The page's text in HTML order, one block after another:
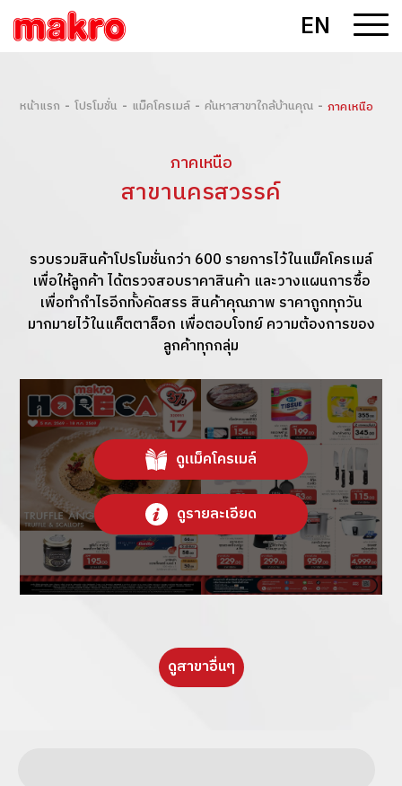
EN
หน้าแรก - โปรโมชั่น - แม็คโครเมล์ - ค้นหาสาขาใกล้บ้านคุณ - ภาคเหนือ
ภาคเหนือ
สาขานครสวรรค์
รวบรวมสินค้าโปรโมชั่นกว่า 600 รายการไว้ในแม็คโครเมล์
เพื่อให้ลูกค้า ได้ตรวจสอบราคาสินค้า และวางแผนการซื้อ
เพื่อทำกำไรอีกทั้งคัดสรร สินค้าคุณภาพ ราคาถูกทุกวัน
มากมายไว้ในแค็ตตาล็อก เพื่อตอบโจทย์ ความต้องการของ
ลูกค้าทุกกลุ่ม
ดูแม็คโครเมล์
ดูรายละเอียด
ดูสาขาอื่นๆ